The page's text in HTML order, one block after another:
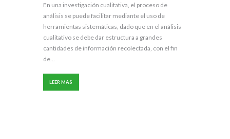
En una investigación cualitativa, el proceso de
análisis se puede facilitar mediante el uso de
herramientas sistemáticas, dado que en el análisis
cualitativo se debe dar estructura a grandes
cantidades de información recolectada, con el fin
de...
LEER MAS